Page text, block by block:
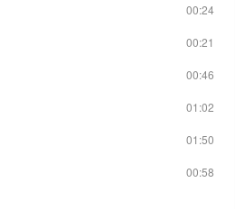
00:24
00:21
00:46
01:02
01:50
00:58